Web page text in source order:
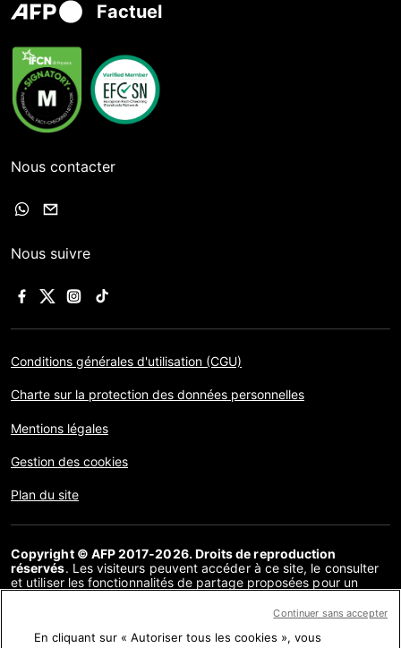
Factuel
Nous contacter
Nous suivre
Conditions générales d'utilisation (CGU)
Charte sur la protection des données personnelles
Mentions légales
Gestion des cookies
Plan du site
Copyright © AFP 2017-2026. Droits de reproduction
réservés. Les visiteurs peuvent accéder à ce site, le consulter
et utiliser les fonctionnalités de partage proposées pour un
communication au public, distribution de tout ou partie du
soit, sans licence spécifique signée avec l’AFP, est interdite. Les
En cliquant sur « Autoriser tous les cookies », vous
Continuer sans accepter